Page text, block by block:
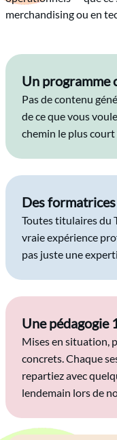
merchandising ou en
Un programme
Pas de contenu
de ce que vous
chemin le plus
Des
Toutes titulaires du
vraie expérience
pas juste une
Une pédagogie
Mises en situation,
concrets. Chaque
repartiez avec
lendemain lors de